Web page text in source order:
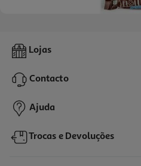
Barra Proteina M&m's Chocolate 51g
3,99 €
Lojas
Contacto
Ajuda
Trocas e Devoluções